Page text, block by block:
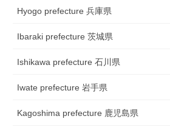
Hyogo prefecture 兵庫県
Ibaraki prefecture 茨城県
Ishikawa prefecture 石川県
Iwate prefecture 岩手県
Kagoshima prefecture 鹿児島県